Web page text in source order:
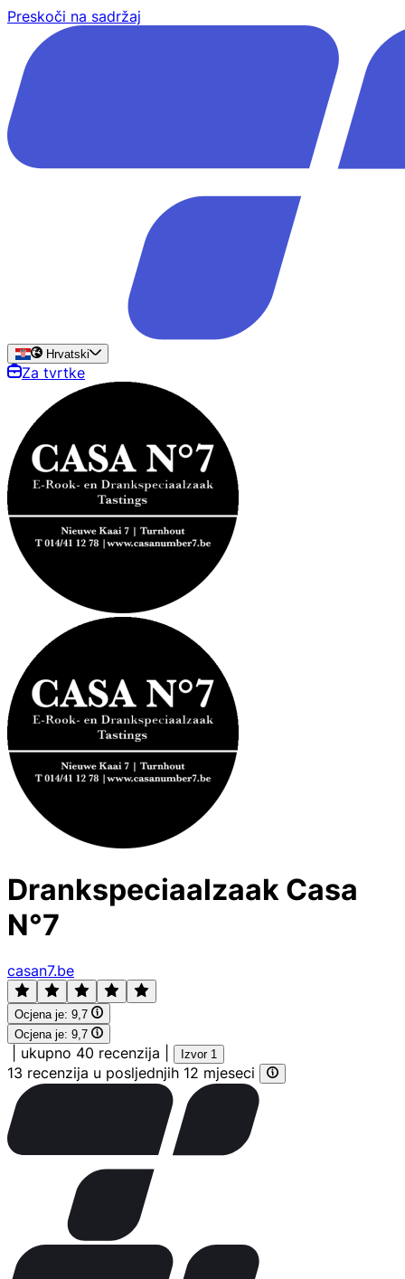
Preskoči na sadržaj
Hrvatski
Za tvrtke
Drankspeciaalzaak Casa
N°7
casan7.be
Ocjena je: 9,7
Ocjena je: 9,7
ukupno 40 recenzija Izvor 1
13 recenzija u posljednjih 12 mjeseci